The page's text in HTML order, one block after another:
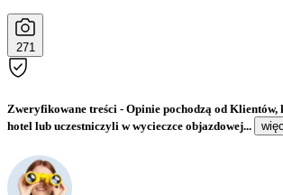
271
Zweryfikowane treści - Opinie pochodzą od
hotel lub uczestniczyli w wycieczce objazdowej...